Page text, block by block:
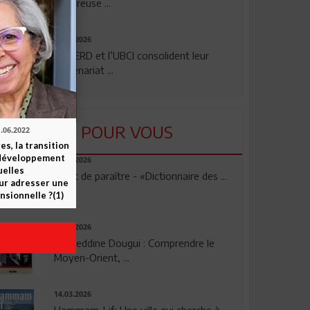
rigoureuse ...
24.07.2026
La BERD et l’UBCI consolident leur
partenariat ...
LU POUR VOUS
23.04.2026
Vient de paraître - «Dictionnaire des ...
17.03.2026
Noureddine Dougui : Comprendre le
Moyen-Orient, ...
14.03.2026
la transition
adresser une
?(1)